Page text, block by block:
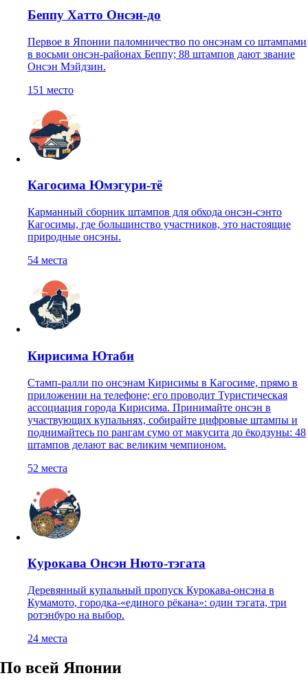
Беппу Хатто Онсэн-до
Первое в Японии паломничество по онсэнам со штампами
в восьми онсэн-районах Беппу; 88 штампов дают звание
Онсэн Мэйдзин.
151 место
Кагосима Юмэгури-тё
Карманный сборник штампов для обхода онсэн-сэнто
Кагосимы, где большинство участников, это настоящие
природные онсэны.
54 места
Кирисима Ютаби
Стамп-ралли по онсэнам Кирисимы в Кагосиме, прямо в
приложении на телефоне; его проводит Туристическая
ассоциация города Кирисима. Принимайте онсэн в
участвующих купальнях, собирайте цифровые штампы и
поднимайтесь по рангам сумо от макусита до ёкодзуны: 48
штампов делают вас великим чемпионом.
52 места
Курокава Онсэн Нюто-тэгата
Деревянный купальный пропуск Курокава-онсэна в
Кумамото, городка-«единого рёкана»: один тэгата, три
ротэнбуро на выбор.
24 места
По всей Японии